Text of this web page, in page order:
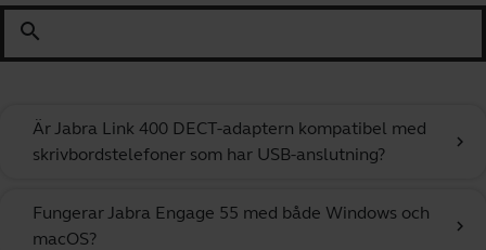
search
Är Jabra Link 400 DECT-adaptern kompatibel med
skrivbordstelefoner som har USB-anslutning?
chevron_right
Fungerar Jabra Engage 55 med både Windows och
macOS?
chevron_right